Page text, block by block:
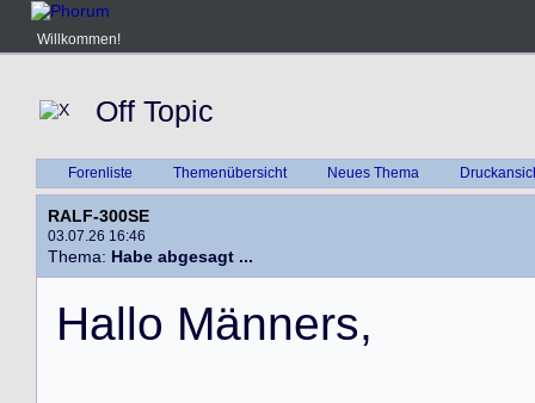
Willkommen!
Off Topic
Forenliste Themenübersicht Neues Thema
RALF-300SE
03.07.26 16:46
Thema: Habe abgesagt ...
Hallo Männers,